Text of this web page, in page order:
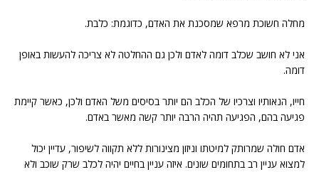
מחלה חשוכת מרפא שמסכנת את האדם, כדוגמת: כלבת.
אני לא חושב שכלב דומה לאדם ולכן גם ההחלטה לא צריכה להעשות באופן
דומה.
חייו, הנאותיו וצרכיו של הכלב הם יותר בסיסים משל האדם ולכן, כאשר קיימת
פגיעה בהם, הפגיעה תהיה הרבה יותר קשה מאשר באדם.
אדם חולה שמרותק למיטתו וניזון מצינורות ללא תקווה לשיפור, עדיין יכול
למצוא עניין רב בתחומים שונים. איזה עניין בחיים יהיה לכלב שרק שוכב ולא